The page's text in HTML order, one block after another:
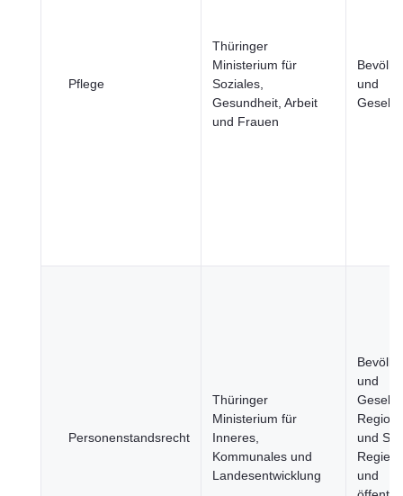
Pflege
Thüringer
Ministerium für
Soziales,
Gesundheit, Arbeit
und Frauen
und
Personenstandsrecht
Thüringer
Ministerium für
Inneres,
Kommunales und
Landesentwicklung
und
und
und